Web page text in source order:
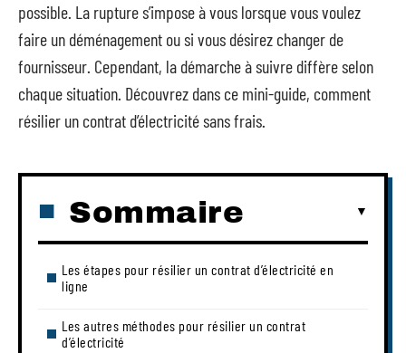
possible. La rupture s’impose à vous lorsque vous voulez
faire un déménagement ou si vous désirez changer de
fournisseur. Cependant, la démarche à suivre diffère selon
chaque situation. Découvrez dans ce mini-guide, comment
résilier un contrat d’électricité sans frais.
Sommaire
Les étapes pour résilier un contrat d’électricité en
ligne
Les autres méthodes pour résilier un contrat
d’électricité